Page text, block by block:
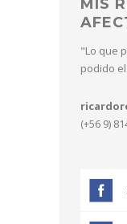
MIS
"Lo que
podido
(+56 9)